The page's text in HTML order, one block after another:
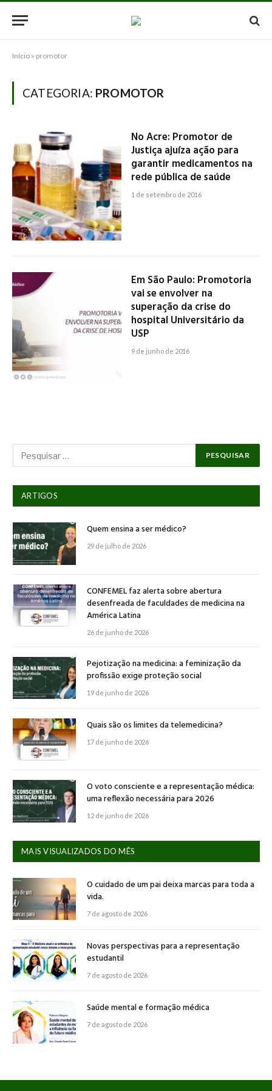
Início » promotor
CATEGORIA: PROMOTOR
No Acre: Promotor de
Justiça ajuíza ação para
garantir medicamentos na
rede pública de saúde
1 de setembro de 2016
Em São Paulo: Promotoria
vai se envolver na
superação da crise do
hospital Universitário da
USP
9 de junho de 2016
ARTIGOS
Quem ensina a ser médico?
29 de julho de 2026
CONFEMEL faz alerta sobre abertura
desenfreada de faculdades de medicina na
América Latina
26 de junho de 2026
Pejotização na medicina: a feminização da
profissão exige proteção social
19 de junho de 2026
Quais são os limites da telemedicina?
17 de junho de 2026
O voto consciente e a representação médica:
uma reflexão necessária para 2026
12 de junho de 2026
MAIS VISUALIZADOS DO MÊS
O cuidado de um pai deixa marcas para toda a
vida.
7 de agosto de 2026
Novas perspectivas para a representação
estudantil
7 de agosto de 2026
Saúde mental e formação médica
7 de agosto de 2026